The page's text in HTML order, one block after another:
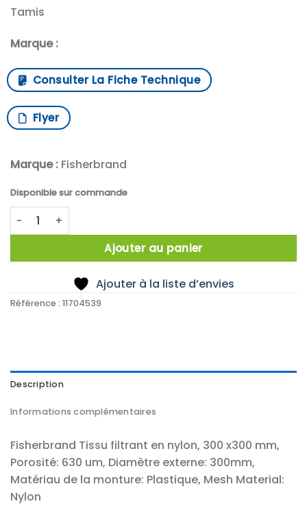
Tamis
Marque :
Consulter La Fiche Technique
Flyer
Marque : Fisherbrand
Disponible sur commande
quantité de X10 TOILE NYLON 300X300MM 630µM
Ajouter au panier
Ajouter à la liste d’envies
Référence : 11704539
Description
Informations complémentaires
Fisherbrand Tissu filtrant en nylon, 300 x300 mm,
Porosité: 630 um, Diamètre externe: 300mm,
Matériau de la monture: Plastique, Mesh Material:
Nylon